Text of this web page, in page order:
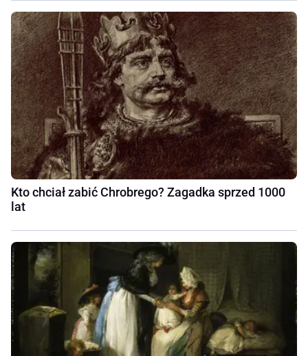
Kto chciał zabić Chrobrego? Zagadka sprzed 1000
lat